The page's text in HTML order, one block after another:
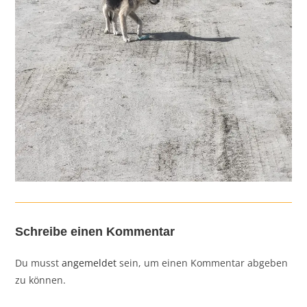
Schreibe einen Kommentar
Du musstangemeldet sein, um einen Kommentar abgeben
zu können.